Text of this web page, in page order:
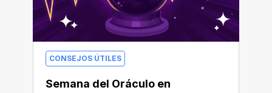
CONSEJOS ÚTILES
Semana del Oráculo en